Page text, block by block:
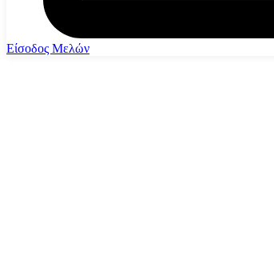
Είσοδος Μελών